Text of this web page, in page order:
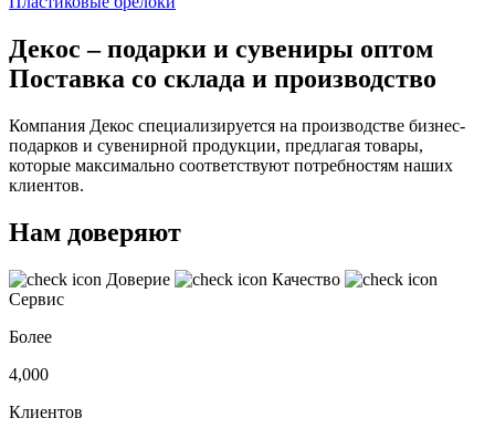
Декос – подарки и сувениры оптом
Поставка со склада и производство
Компания Декос специализируется на производстве бизнес-
подарков и сувенирной продукции, предлагая товары,
которые максимально соответствуют потребностям наших
клиентов.
Нам доверяют
Доверие
Качество
Сервис
Более
4,000
Клиентов